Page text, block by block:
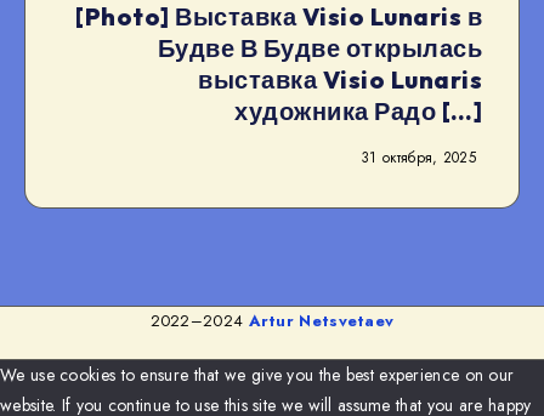
[Photo] Выставка Visio Lunaris в
Будве В Будве открылась
выставка Visio Lunaris
художника Радо […]
31 октября, 2025
2022–2024 Artur Netsvetaev
We use cookies to ensure that we give you the best experience on our
website. If you continue to use this site we will assume that you are happy